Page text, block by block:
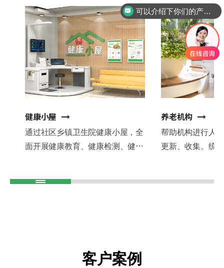
健康小屋
通过社区乡镇卫生院健康小屋，全
面开展健康教育、健康检测、健康
养老机构
帮助机构进行人
更新、收集。统
客户案例
你们是怎么收费的呢？